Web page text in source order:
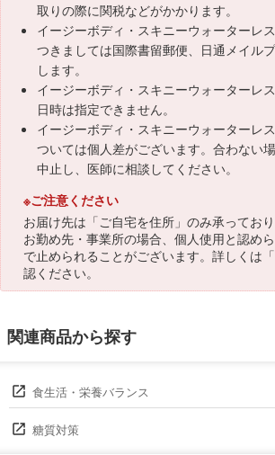
取りの際に関税などがかかります。
イージーボディ・スキニーウォーターレ
つきましては国際書留郵便、日通メイル
します。
イージーボディ・スキニーウォーターレ
日時は指定できません。
イージーボディ・スキニーウォーターレ
ついては個人差がございます。合わない
中止し、医師に相談してください。
※ご注意ください
お届け先は「ご自宅を住所」のみ承ってお
お勤め先・事業所の場合、個人使用と認め
で止められることがございます。詳しくは「
認ください。
関連商品から探す
食生活・栄養バランス
糖質対策